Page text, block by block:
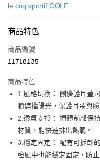
LINE Pay
Apple Pay
悠遊付
大哥付你分期
相關說明
【大哥付你分期使用說明】
1.本服務由台灣大哥大提供，台
2.付款方式選擇「大哥付你分期
流程，驗證手機門號後，選擇欲
AFTEE先享後付
相關說明
【關於「AFTEE先享後付」】
le coq sportif GOLF
商品特色
商品編號
11718135
商品特色
1.風格切換： 側邊護耳蓋
積遮擋陽光，保護耳朵與臉
2.透氣支撐： 帽體前部保
材質，能快速排出熱氣。
3.穩定固定： 配有可拆卸
強風中也能穩定固定，防止